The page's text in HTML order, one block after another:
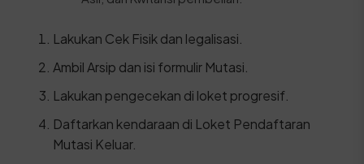
Lakukan Cek Fisik dan legalisasi.
Ambil Arsip dan isi formulir Mutasi.
Lakukan pengecekan di loket progresif.
Daftarkan kendaraan di Loket Pendaftaran
Mutasi Keluar.